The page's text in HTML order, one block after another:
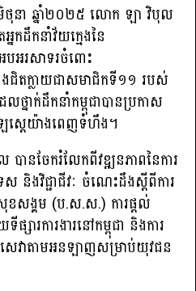
ថុនា ឆ្នាំ២០២៥ លោក ឡា វិបុល
នកដឹកនាំវ័យក្មេងនៃ
បអរសាទរចំពោះ
ងជិតក្លាយជាសមាជិកទី១១ របស់
ាក់ដឹកនាំកម្ពុជាបានប្រកាស
ស្ដេយ៉ាងពេញទំហឹង។
ានចែករំលែកពីវឌ្ឍនភាពនៃការ
និងវិជ្ជាជីវៈ ចំណេះដឹងស្ដីពីការ
ខសង្គម (ប.ស.ស.) ការផ្ដល់
ារការងារនៅកម្ពុជា និងការ
េវាតាមអនឡាញសម្រាប់យុវជន